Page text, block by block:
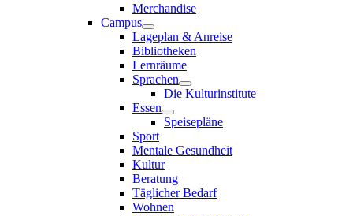
Merchandise
Campus
Lageplan & Anreise
Bibliotheken
Lernräume
Sprachen
Die Kulturinstitute
Essen
Speisepläne
Sport
Mentale Gesundheit
Kultur
Beratung
Täglicher Bedarf
Wohnen